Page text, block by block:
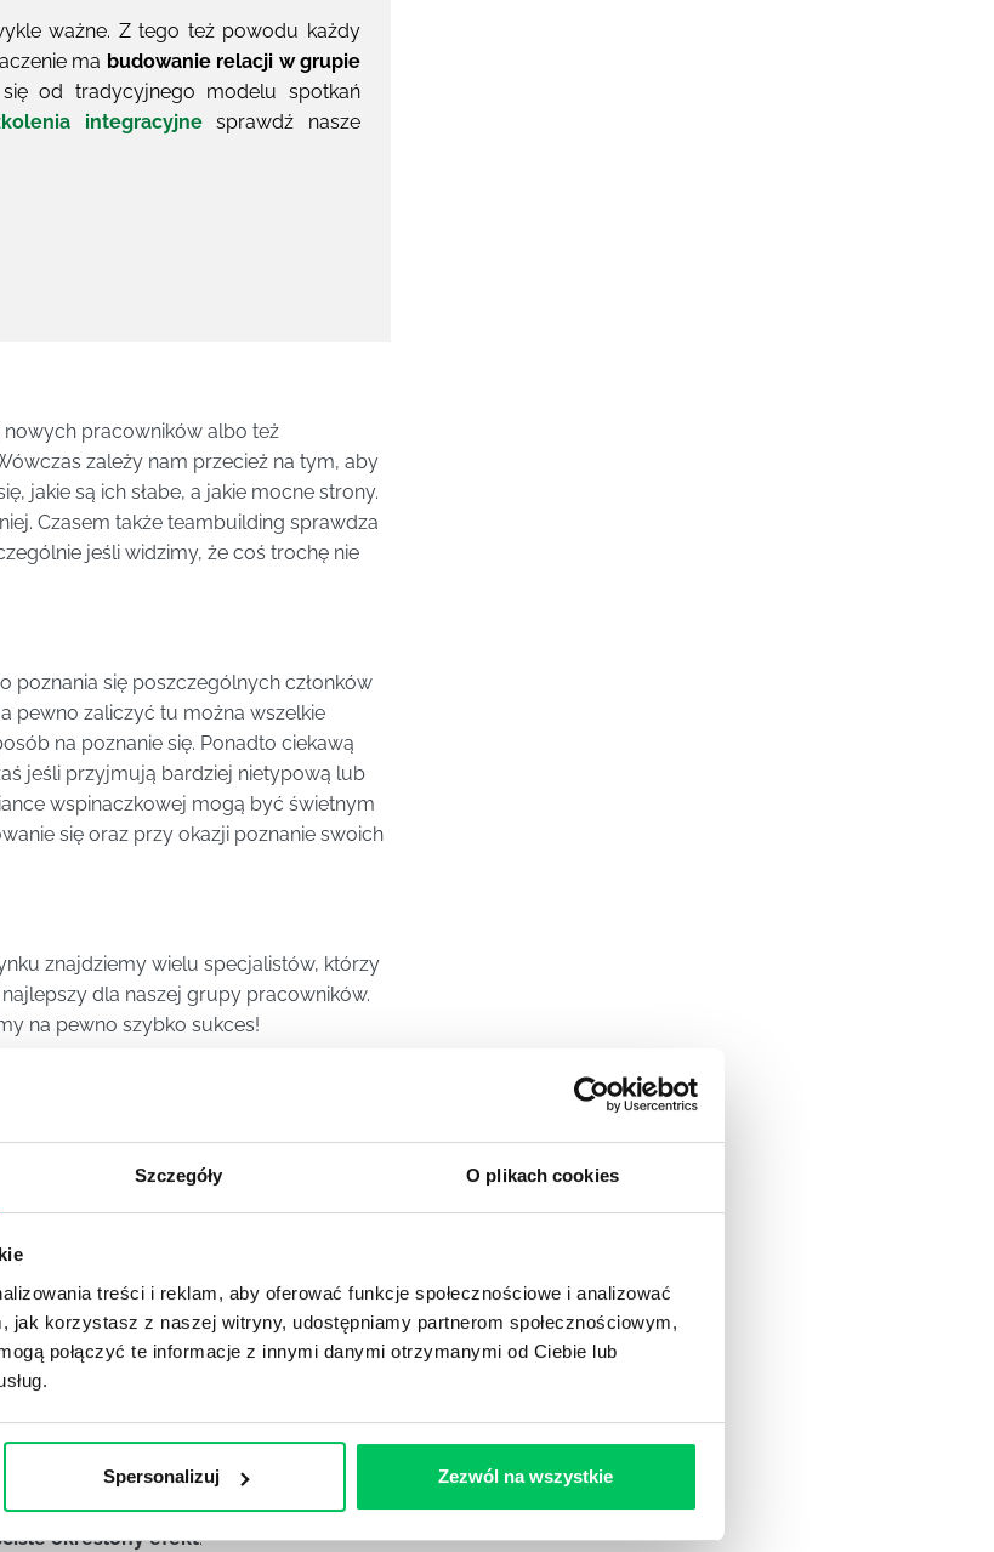
Szczegóły O plikach cookies
treści i reklam, aby oferować funkcje społecznościowe i analizować
jak korzystasz z naszej witryny, udostępniamy partnerom społecznościowym,
połączyć te informacje z innymi danymi otrzymanymi od Ciebie lub
Spersonalizuj Zezwól na wszystkie
ważne. Z tego też powodu każdy
ma budowanie relacji w grupie
od tradycyjnego modelu spotkań
integracyjnesprawdź nasze
pracowników albo też
zależy nam przecież na tym, aby
jakie są ich słabe, a jakie mocne strony.
Czasem także teambuilding sprawdza
jeśli widzimy, że coś trochę nie
poznania się poszczególnych członków
pewno zaliczyć tu można wszelkie
na poznanie się. Ponadto ciekawą
jeśli przyjmują bardziej nietypową lub
wspinaczkowej mogą być świetnym
się oraz przy okazji poznanie swoich
znajdziemy wielu specjalistów, którzy
dla naszej grupy pracowników.
na pewno szybko sukces!
że
wyrzuty. Warto także pamiętać, że
nie zawsze jest prawidłowe. Właściwym
jest
teambuilding
rodzaju firmowe atrakcje jest często
integracja jest czymś co pojawia się
Innymi słowy o procesie integracji
etnicznej lub całego narodu. Dlatego
integracji
. Oczywiście może ona
do zarządzania. Wynika to z ludzkich
zespółw ramach przedsiębiorstwa
teambuilding. Jest to działanie sterowane,
wprost do określonego celu. Tym samym
określony efekt.